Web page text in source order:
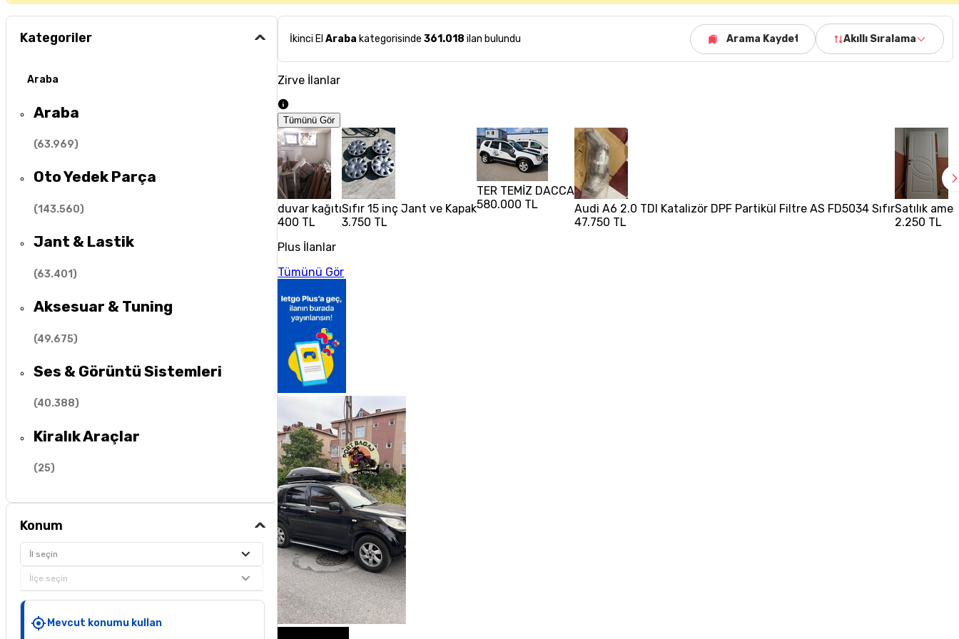
Kategoriler
Araba
Araba
(63.969)
Oto Yedek Parça
(143.560)
Jant & Lastik
(63.401)
Aksesuar & Tuning
(49.675)
Ses & Görüntü Sistemleri
(40.388)
Kiralık Araçlar
(25)
Konum
İl seçin
İlçe seçin
Mevcut konumu kullan
İkinci ElAraba kategorisinde 361.018 ilan bulundu Arama Kaydet Akıllı Sıralama
Zirve İlanlar
Tümünü Gör
duvar kağıtı
400 TL
Sıfır 15 inç Jant ve Kapak
3.750 TL
TER TEMİZ DACCA
580.000 TL
Audi A6 2.0 TDI Katalizör DPF Partikül Filtre AS FD5034 Sıfır
47.750 TL
Satılık
2.250 TL
Plus İlanlar
Tümünü Gör